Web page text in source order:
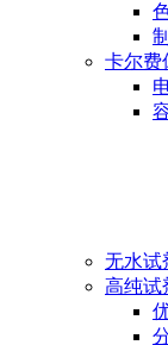
卡尔费
无水试
高纯试